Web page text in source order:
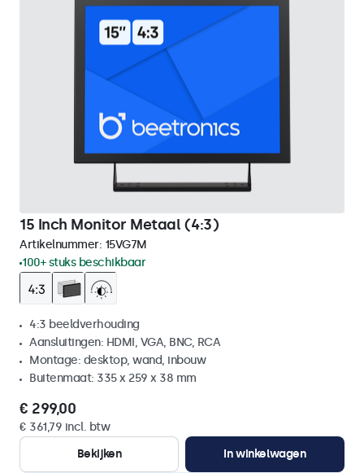
15 Inch Monitor Metaal (4:3)
Artikelnummer: 15VG7M
100+ stuks beschikbaar
4:3 beeldverhouding
Aansluitingen: HDMI, VGA, BNC, RCA
Montage: desktop, wand, inbouw
Buitenmaat: 335 x 259 x 38 mm
€ 299,00
€ 361,79 incl. btw
Bekijken
In winkelwagen